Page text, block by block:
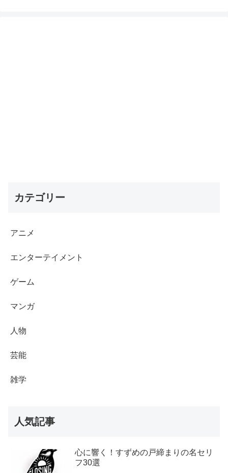
カテゴリー
アニメ
エンターテイメント
ゲーム
マンガ
人物
芸能
雑学
人気記事
心に響く！すずめの戸締まりの名セリ
フ30選